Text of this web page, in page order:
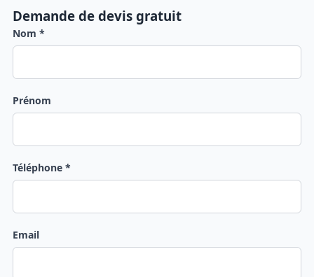
Demande de devis gratuit
Nom *
Prénom
Téléphone *
Email